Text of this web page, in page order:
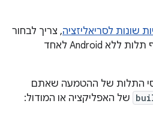
שונות לסריאליזציה, צריך לבחור
אחת מהן. אפשר גם להוסיף תלות ללא Android לאחד
התלות של ההטמעה שאתם
של האפליקציה או המודול: